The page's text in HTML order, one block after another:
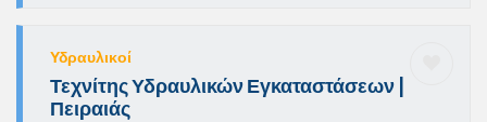
Υδραυλικοί
Τεχνίτης Υδραυλικών Εγκαταστάσεων |
Πειραιάς